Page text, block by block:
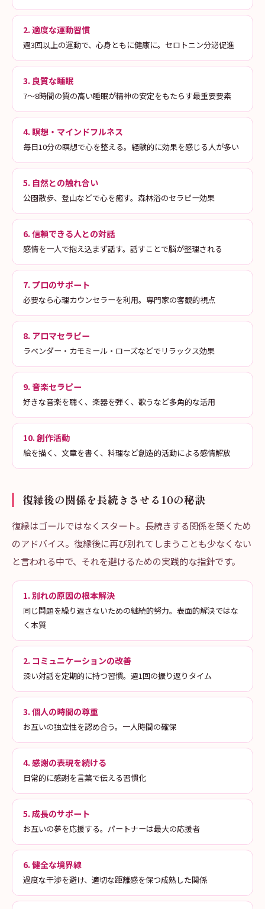
2. 適度な運動習慣
週3回以上の運動で、心身ともに健康に。セロトニン分泌促進
3. 良質な睡眠
7〜8時間の質の高い睡眠が精神の安定をもたらす最重要要素
4. 瞑想・マインドフルネス
毎日10分の瞑想で心を整える。経験的に効果を感じる人が多い
5. 自然との触れ合い
公園散歩、登山などで心を癒す。森林浴のセラピー効果
6. 信頼できる人との対話
感情を一人で抱え込まず話す。話すことで脳が整理される
7. プロのサポート
必要なら心理カウンセラーを利用。専門家の客観的視点
8. アロマセラピー
ラベンダー・カモミール・ローズなどでリラックス効果
9. 音楽セラピー
好きな音楽を聴く、楽器を弾く、歌うなど多角的な活用
10. 創作活動
絵を描く、文章を書く、料理など創造的活動による感情解放
復縁後の関係を長続きさせる10の秘訣
復縁はゴールではなくスタート。長続きする関係を築くため
のアドバイス。復縁後に再び別れてしまうことも少なくない
と言われる中で、それを避けるための実践的な指針です。
1. 別れの原因の根本解決
同じ問題を繰り返さないための継続的努力。表面的解決ではな
く本質
2. コミュニケーションの改善
深い対話を定期的に持つ習慣。週1回の振り返りタイム
3. 個人の時間の尊重
お互いの独立性を認め合う。一人時間の確保
4. 感謝の表現を続ける
日常的に感謝を言葉で伝える習慣化
5. 成長のサポート
お互いの夢を応援する。パートナーは最大の応援者
6. 健全な境界線
過度な干渉を避け、適切な距離感を保つ成熟した関係